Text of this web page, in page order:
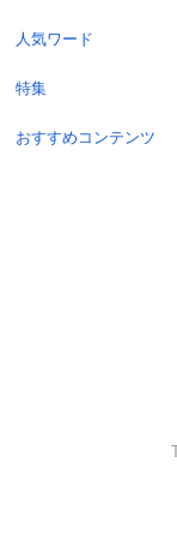
人気ワード
特集
おすすめコンテンツ